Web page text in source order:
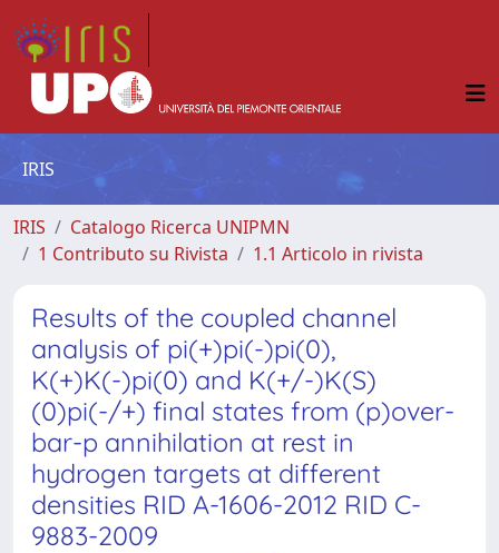
IRIS
IRIS
Catalogo Ricerca UNIPMN
1 Contributo su Rivista
1.1 Articolo in rivista
Results of the coupled channel
analysis of pi(+)pi(-)pi(0),
K(+)K(-)pi(0) and K(+/-)K(S)
(0)pi(-/+) final states from (p)over-
bar-p annihilation at rest in
hydrogen targets at different
densities RID A-1606-2012 RID C-
9883-2009